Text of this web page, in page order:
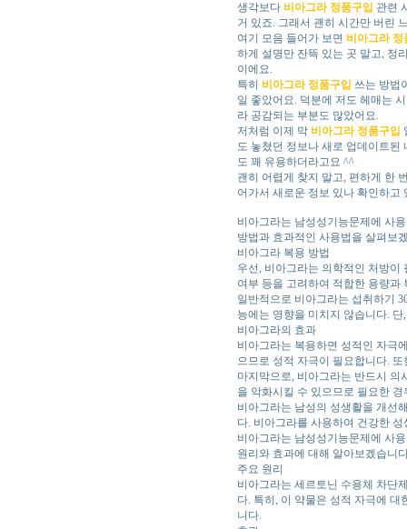
생각보다 비아그라 정품구입 관련
거 있죠. 그래서 괜히 시간만 버린
여기 모음 들어가 보면 비아그라 정
하게 설명만 잔뜩 있는 곳 말고, 정
이에요.
특히 비아그라 정품구입 쓰는 방법
일 좋았어요. 덕분에 저도 헤매는
라 공감되는 부분도 많았어요.
저처럼 이제 막 비아그라 정품구입
도 놓쳤던 정보나 새로 업데이트된
도 꽤 유용하더라고요 ^^
괜히 어렵게 찾지 말고, 편하게 한
어가서 새로운 정보 있나 확인하고
비아그라는 남성성기능문제에 사
방법과 효과적인 사용법을 살펴보
비아그라 복용 방법
우선, 비아그라는 의학적인 처방이
여부 등을 고려하여 적합한 용량과
일반적으로 비아그라는 섭취하기
능에는 영향을 미치지 않습니다.
비아그라의 효과
비아그라는 복용하면 성적인 자극
으므로 성적 자극이 필요합니다.
마지막으로, 비아그라는 반드시 의
을 악화시킬 수 있으므로 필요한
비아그라는 남성의 성생활을 개선
다. 비아그라를 사용하여 건강한
비아그라는 남성성기능문제에 사
원리와 효과에 대해 알아보겠습니
주요 원리
비아그라는 세르토닌 수용체 차단
다. 특히, 이 약물은 성적 자극에
니다.